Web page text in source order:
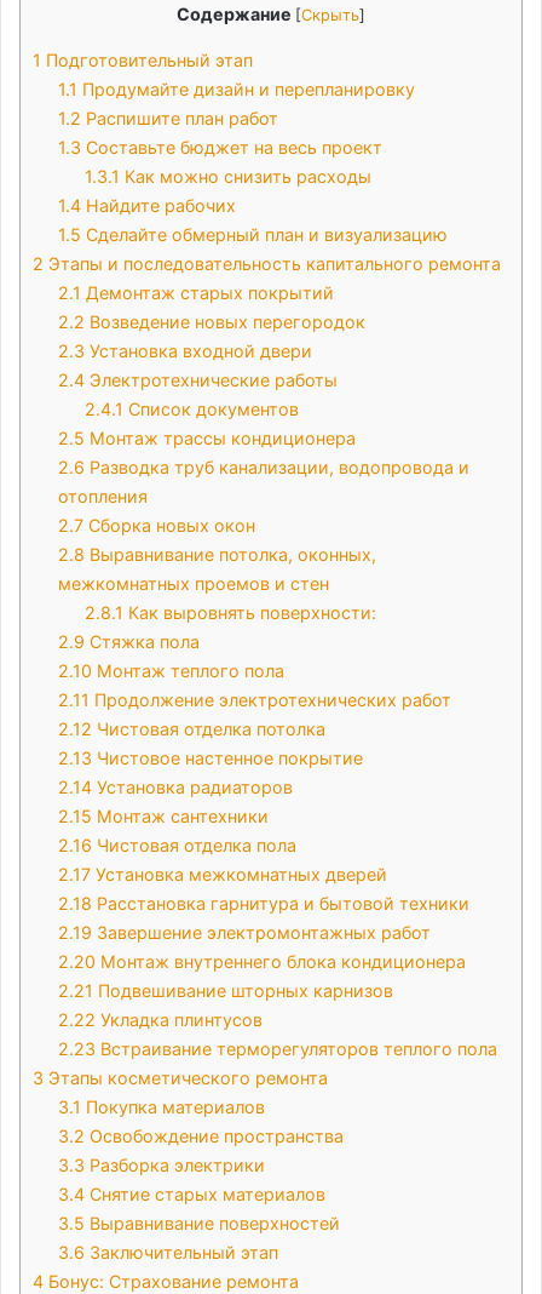
Содержание [Скрыть]
1 Подготовительный этап
1.1 Продумайте дизайн и перепланировку
1.2 Распишите план работ
1.3 Составьте бюджет на весь проект
1.3.1 Как можно снизить расходы
1.4 Найдите рабочих
1.5 Сделайте обмерный план и визуализацию
2 Этапы и последовательность капитального ремонта
2.1 Демонтаж старых покрытий
2.2 Возведение новых перегородок
2.3 Установка входной двери
2.4 Электротехнические работы
2.4.1 Список документов
2.5 Монтаж трассы кондиционера
2.6 Разводка труб канализации, водопровода и
отопления
2.7 Сборка новых окон
2.8 Выравнивание потолка, оконных,
межкомнатных проемов и стен
2.8.1 Как выровнять поверхности:
2.9 Стяжка пола
2.10 Монтаж теплого пола
2.11 Продолжение электротехнических работ
2.12 Чистовая отделка потолка
2.13 Чистовое настенное покрытие
2.14 Установка радиаторов
2.15 Монтаж сантехники
2.16 Чистовая отделка пола
2.17 Установка межкомнатных дверей
2.18 Расстановка гарнитура и бытовой техники
2.19 Завершение электромонтажных работ
2.20 Монтаж внутреннего блока кондиционера
2.21 Подвешивание шторных карнизов
2.22 Укладка плинтусов
2.23 Встраивание терморегуляторов теплого пола
3 Этапы косметического ремонта
3.1 Покупка материалов
3.2 Освобождение пространства
3.3 Разборка электрики
3.4 Снятие старых материалов
3.5 Выравнивание поверхностей
3.6 Заключительный этап
4 Бонус: Страхование ремонта